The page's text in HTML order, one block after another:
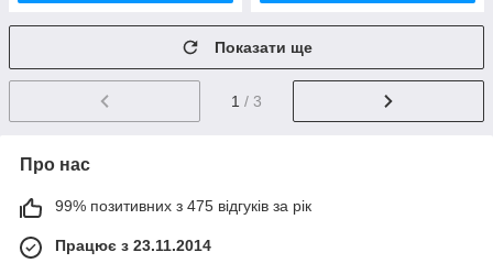
Показати ще
1 / 3
Про нас
99% позитивних з 475 відгуків за рік
Працює з 23.11.2014